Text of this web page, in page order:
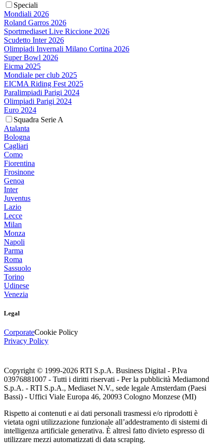
Speciali
Mondiali 2026
Roland Garros 2026
Sportmediaset Live Riccione 2026
Scudetto Inter 2026
Olimpiadi Invernali Milano Cortina 2026
Super Bowl 2026
Eicma 2025
Mondiale per club 2025
EICMA Riding Fest 2025
Paralimpiadi Parigi 2024
Olimpiadi Parigi 2024
Euro 2024
Squadra Serie A
Atalanta
Bologna
Cagliari
Como
Fiorentina
Frosinone
Genoa
Inter
Juventus
Lazio
Lecce
Milan
Monza
Napoli
Parma
Roma
Sassuolo
Torino
Udinese
Venezia
Legal
CorporateCookie Policy
Privacy Policy
Copyright © 1999-2026 RTI S.p.A. Business Digital - P.Iva
03976881007 - Tutti i diritti riservati - Per la pubblicità Mediamond
S.p.A. - RTI S.p.A., Mediaset N.V., sede legale Amsterdam (Paesi
Bassi) - Uffici Viale Europa 46, 20093 Cologno Monzese (MI)
Rispetto ai contenuti e ai dati personali trasmessi e/o riprodotti è
vietata ogni utilizzazione funzionale all’addestramento di sistemi di
intelligenza artificiale generativa. È altresì fatto divieto espresso di
utilizzare mezzi automatizzati di data scraping.